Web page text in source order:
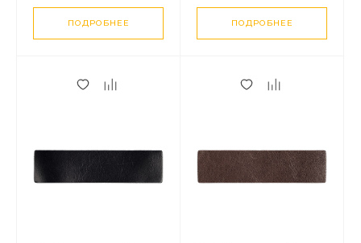
ПОДРОБНЕЕ ПОДРОБНЕЕ